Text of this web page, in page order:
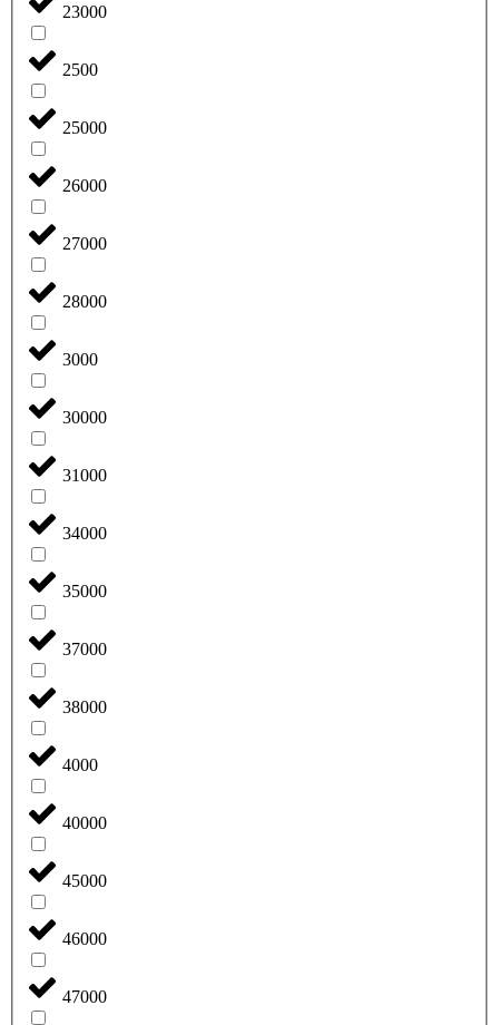
23000
2500
25000
26000
27000
28000
3000
30000
31000
34000
35000
37000
38000
4000
40000
45000
46000
47000